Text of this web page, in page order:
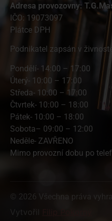
Adresa provozovny:
IČO: 19073097
Plátce DPH
Podnikatel zapsán v
Pondělí- 14:00 – 17:00
Úterý- 10:00 – 17:00
Středa- 10:00 – 17:00
Čtvrtek- 10:00 – 18:00
Pátek- 10:00 – 18:00
Sobota– 09:00 – 12:00
Neděle- ZAVŘENO
Mimo provozní dobu po
© 2026 Všechna práva
Vytvořil